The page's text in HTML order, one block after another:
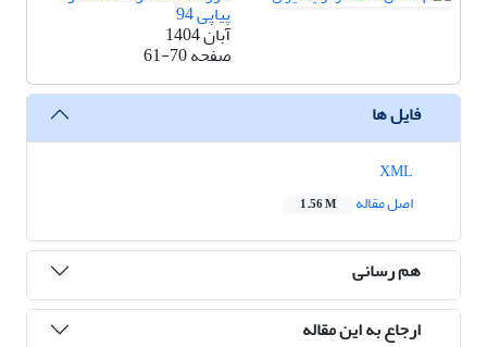
پیاپی 94
آبان 1404
صفحه61-70
فایل ها
اصل مقاله
1.56 M
هم رسانی
ارجاع به این مقاله